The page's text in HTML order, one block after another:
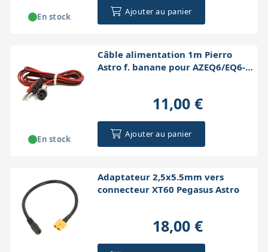
Ajouter au panier
En stock
Câble alimentation 1m Pierro
Astro f. banane pour AZEQ6/EQ6-
11,00 €
Ajouter au panier
En stock
Adaptateur 2,5x5.5mm vers
connecteur XT60 Pegasus Astro
18,00 €